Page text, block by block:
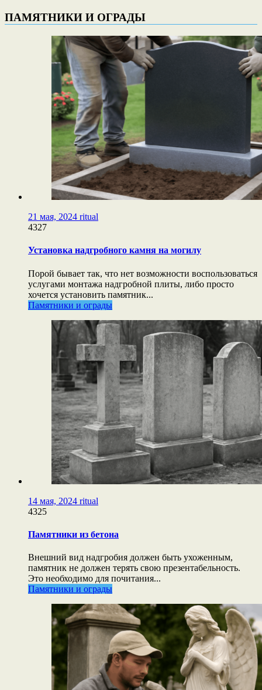
ПАМЯТНИКИ И ОГРАДЫ
21 мая, 2024 ritual
4327
Установка надгробного камня на могилу
Порой бывает так, что нет возможности воспользоваться
услугами монтажа надгробной плиты, либо просто
хочется установить памятник...
Памятники и ограды
14 мая, 2024 ritual
4325
Памятники из бетона
Внешний вид надгробия должен быть ухоженным,
памятник не должен терять свою презентабельность.
Это необходимо для почитания...
Памятники и ограды